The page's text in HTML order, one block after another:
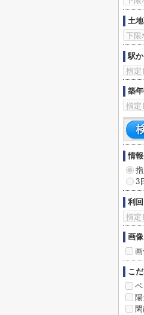
土
駅
築
情
3
利回
画
画
こ